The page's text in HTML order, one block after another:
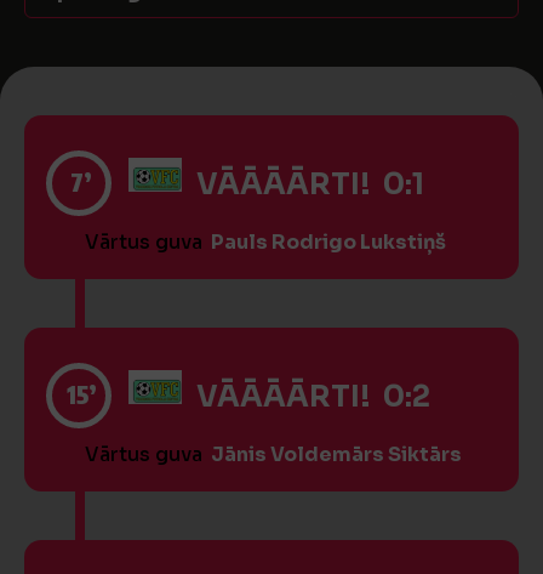
7’ VĀĀĀĀRTI! 0:1
Vārtus guva Pauls Rodrigo Lukstiņš
15’ VĀĀĀĀRTI! 0:2
Vārtus guva Jānis Voldemārs Siktārs